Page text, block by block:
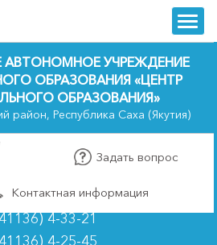
trk
АВТОНОМНОЕ УЧРЕЖДЕНИЕ
ОБРАЗОВАНИЯ «ЦЕНТР
ОБРАЗОВАНИЯ»
район, Республика Саха (Якутия)
Задать вопрос
Контактная информация
4-33-21
4-25-45